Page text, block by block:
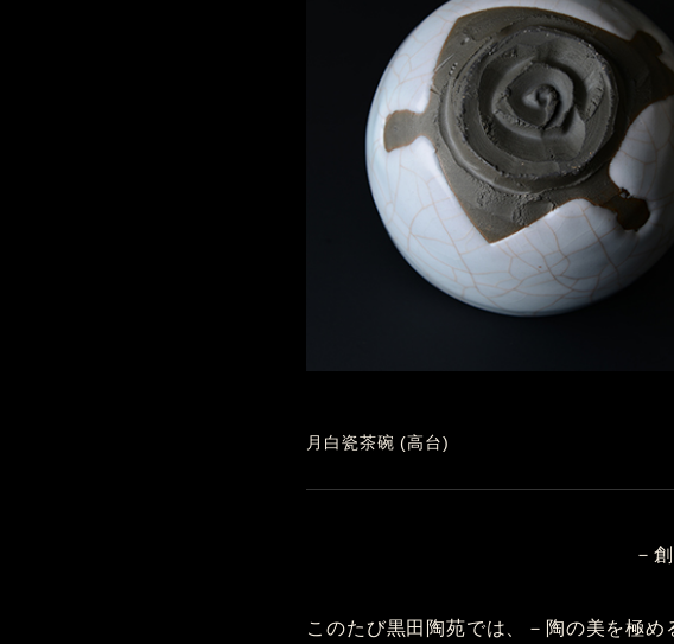
月白瓷茶碗 (高台)
－
このたび黒田陶苑では、－陶の美を極め